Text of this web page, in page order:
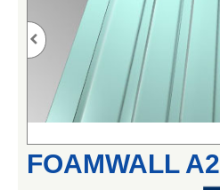
FOAMWALL A2